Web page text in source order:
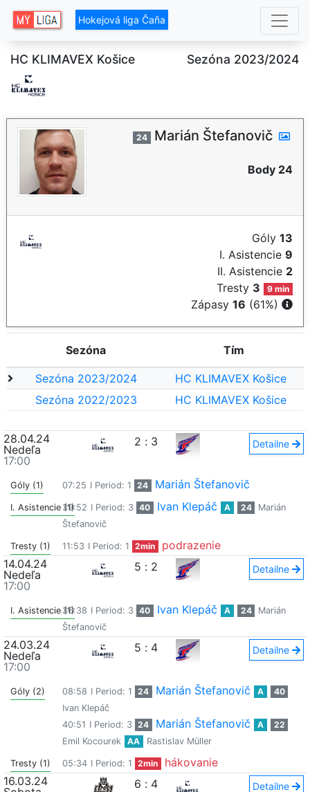
Hokejová liga Čaňa
HC KLIMAVEX Košice Sezóna 2023/2024
24 Marián Štefanovič
Body 24
Góly 13
I. Asistencie 9
II. Asistencie 2
Tresty 3 9 min
Zápasy 16 (61%)
Sezóna Tím
Sezóna 2023/2024
HC KLIMAVEX Košice
Sezóna 2022/2023
HC KLIMAVEX Košice
28.04.24
Nedeľa
17:00
2 : 3 Detailne
Góly (1) 07:25 I Period: 1 24 Marián Štefanovič
I. Asistencie (1)39:52 I Period: 3 40 Ivan Klepáč A 24
Marián
Štefanovič
Tresty (1) 11:53 I Period: 1 2min
podrazenie
14.04.24
Nedeľa
17:00
5 : 2 Detailne
I. Asistencie (1)36:38 I Period: 3 40 Ivan Klepáč A 24
Marián
Štefanovič
24.03.24
Nedeľa
17:00
5 : 4 Detailne
Góly (2) 08:58 I Period: 1 24 Marián Štefanovič A
40
Ivan Klepáč
40:51 I Period: 3 24 Marián Štefanovič A
22
Emil Kocourek
AA Rastislav Müller
Tresty (1) 05:34 I Period: 1 2min
hákovanie
16.03.24
6 : 4 Detailne